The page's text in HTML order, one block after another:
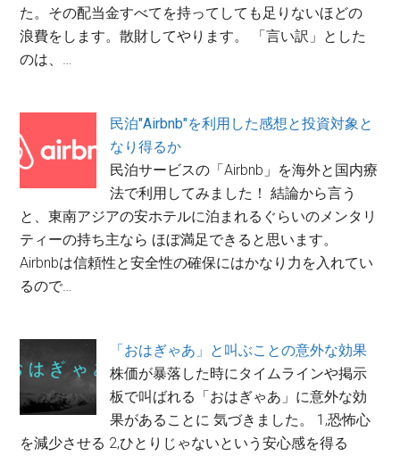
た。その配当金すべてを持ってしても足りないほどの
浪費をします。散財してやります。 「言い訳」とした
のは、…
民泊"Airbnb"を利用した感想と投資対象と
なり得るか
民泊サービスの「Airbnb」を海外と国内療
法で利用してみました！ 結論から言う
と、東南アジアの安ホテルに泊まれるぐらいのメンタリ
ティーの持ち主なら ほぼ満足できると思います。
Airbnbは信頼性と安全性の確保にはかなり力を入れてい
るので…
「おはぎゃあ」と叫ぶことの意外な効果
株価が暴落した時にタイムラインや掲示
板で叫ばれる「おはぎゃあ」に意外な効
果があることに 気づきました。 1,恐怖心
を減少させる 2,ひとりじゃないという安心感を得る